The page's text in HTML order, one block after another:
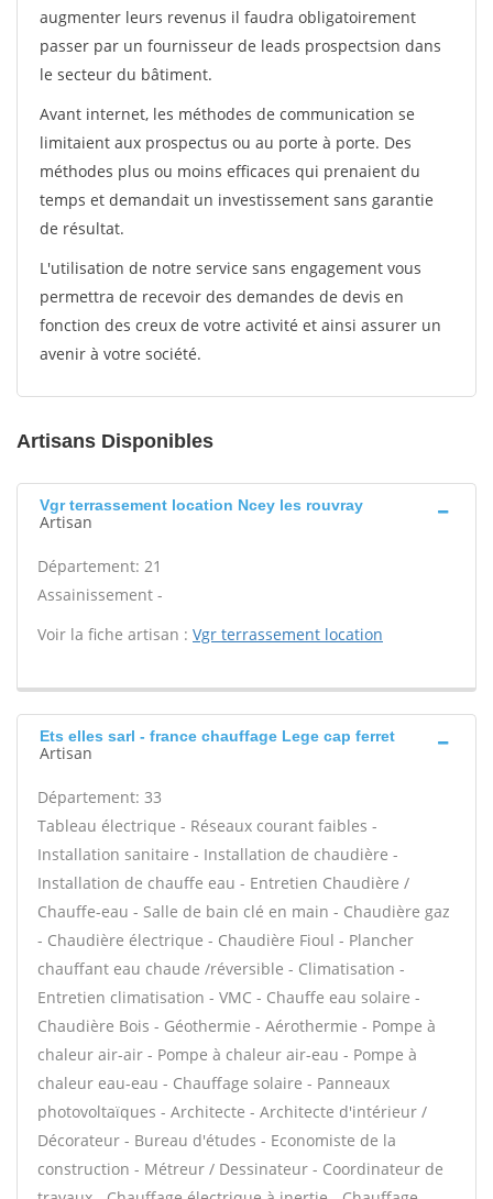
augmenter leurs revenus il faudra obligatoirement
passer par un fournisseur de leads prospectsion dans
le secteur du bâtiment.
Avant internet, les méthodes de communication se
limitaient aux prospectus ou au porte à porte. Des
méthodes plus ou moins efficaces qui prenaient du
temps et demandait un investissement sans garantie
de résultat.
L'utilisation de notre service sans engagement vous
permettra de recevoir des demandes de devis en
fonction des creux de votre activité et ainsi assurer un
avenir à votre société.
Artisans Disponibles
Vgr terrassement location Ncey les rouvray
Artisan
Département: 21
Assainissement -
Voir la fiche artisan : Vgr terrassement location
Ets elles sarl - france chauffage Lege cap ferret
Artisan
Département: 33
Tableau électrique - Réseaux courant faibles -
Installation sanitaire - Installation de chaudière -
Installation de chauffe eau - Entretien Chaudière /
Chauffe-eau - Salle de bain clé en main - Chaudière gaz
- Chaudière électrique - Chaudière Fioul - Plancher
chauffant eau chaude /réversible - Climatisation -
Entretien climatisation - VMC - Chauffe eau solaire -
Chaudière Bois - Géothermie - Aérothermie - Pompe à
chaleur air-air - Pompe à chaleur air-eau - Pompe à
chaleur eau-eau - Chauffage solaire - Panneaux
photovoltaïques - Architecte - Architecte d'intérieur /
Décorateur - Bureau d'études - Economiste de la
construction - Métreur / Dessinateur - Coordinateur de